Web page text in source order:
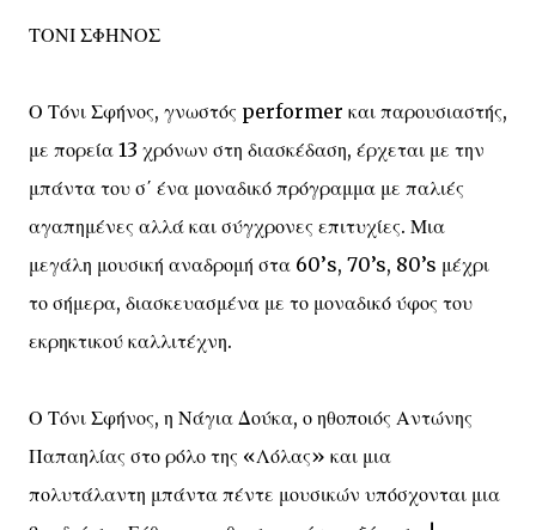
ΤΟΝΙ ΣΦΗΝΟΣ
Ο Τόνι Σφήνος, γνωστός performer και παρουσιαστής,
με πορεία 13 χρόνων στη διασκέδαση, έρχεται με την
μπάντα του σ΄ ένα μοναδικό πρόγραμμα με παλιές
αγαπημένες αλλά και σύγχρονες επιτυχίες. Μια
μεγάλη μουσική αναδρομή στα 60’s, 70’s, 80’s μέχρι
το σήμερα, διασκευασμένα με το μοναδικό ύφος του
εκρηκτικού καλλιτέχνη.
Ο Τόνι Σφήνος, η Νάγια Δούκα, ο ηθοποιός Αντώνης
Παπαηλίας στο ρόλο της «Λόλας» και μια
πολυτάλαντη μπάντα πέντε μουσικών υπόσχονται μια